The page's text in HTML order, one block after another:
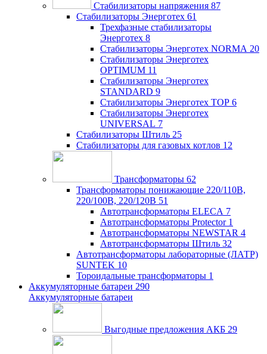
Стабилизаторы напряжения 87
Стабилизаторы Энерготех 61
Трехфазные стабилизаторы
Энерготех 8
Стабилизаторы Энерготех NORMA 20
Стабилизаторы Энерготех
OPTIMUM 11
Стабилизаторы Энерготех
STANDARD 9
Стабилизаторы Энерготех TOP 6
Стабилизаторы Энерготех
UNIVERSAL 7
Стабилизаторы Штиль 25
Стабилизаторы для газовых котлов 12
Трансформаторы 62
Трансформаторы понижающие 220/110В,
220/100В, 220/120В 51
Автотрансформаторы ELECA 7
Автотрансформаторы Protector 1
Автотрансформаторы NEWSTAR 4
Автотрансформаторы Штиль 32
Автотрансформаторы лабораторные (ЛАТР)
SUNTEK 10
Тороидальные трансформаторы 1
Аккумуляторные батареи 290
Аккумуляторные батареи
Выгодные предложения АКБ 29